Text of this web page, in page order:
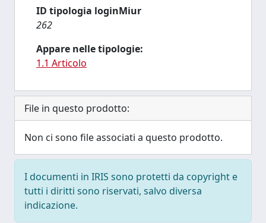
ID tipologia loginMiur
262
Appare nelle tipologie:
1.1 Articolo
File in questo prodotto:
Non ci sono file associati a questo prodotto.
I documenti in IRIS sono protetti da copyright e
tutti i diritti sono riservati, salvo diversa
indicazione.